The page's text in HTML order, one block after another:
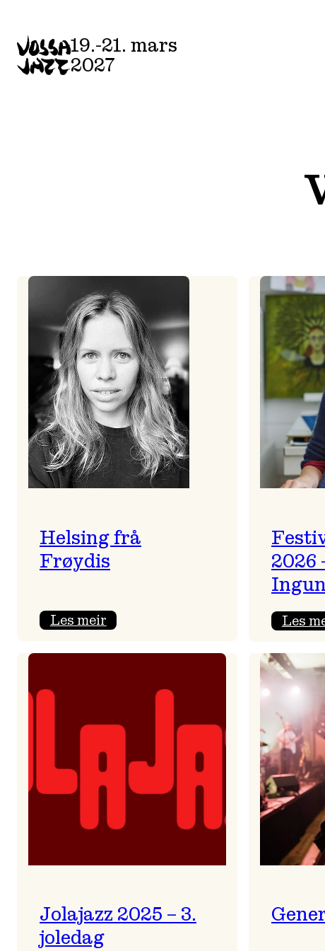
content
19.-21. mars
2027
Helsing frå
Frøydis
Les meir:
frå
2026
Les
Jolajazz 2025 – 3.
joledag